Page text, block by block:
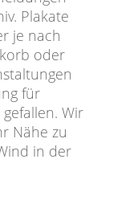
Plakate
je nach
oder
für
Wir
Nähe zu
in der